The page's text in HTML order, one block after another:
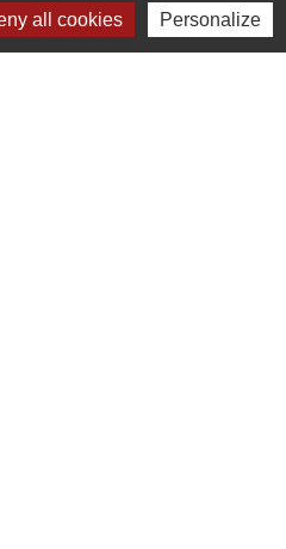
erreur sur cette page
all cookies Personalize